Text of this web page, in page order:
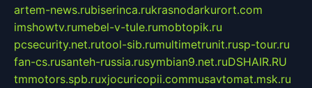
artem-news.rubiserinca.rukrasnodarkurort.com
imshowtv.rumebel-v-tule.rumobtopik.ru
pcsecurity.net.rutool-sib.rumultimetrunit.rusp-tour.ru
fan-cs.rusanteh-russia.rusymbian9.net.ruDSHAIR.RU
tmmotors.spb.ruxjocuricopii.commusavtomat.msk.ru